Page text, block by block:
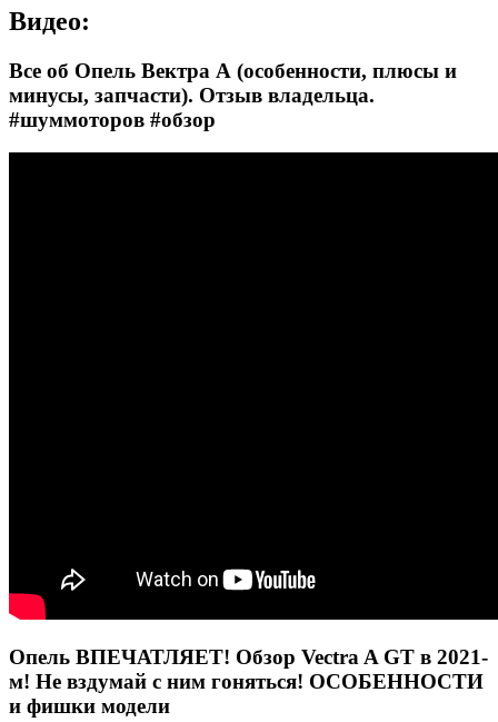
Видео:
Все об Опель Вектра А (особенности, плюсы и
минусы, запчасти). Отзыв владельца.
#шуммоторов #обзор
Опель ВПЕЧАТЛЯЕТ! Обзор Vectra A GT в 2021-
м! Не вздумай с ним гоняться! ОСОБЕННОСТИ
и фишки модели